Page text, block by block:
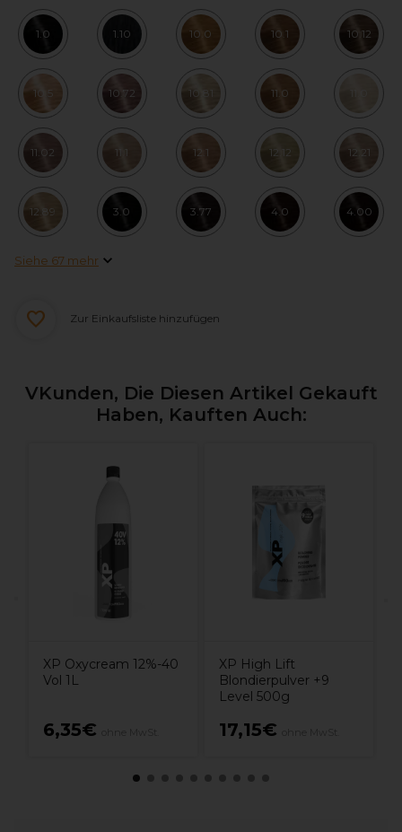
1.0 1.10 10.0 10.1 10.12
10.5 10.72 10.81 11.0
11.02 11.1 12.1 12.12 12.21
12.89 3.0 3.77 4.0 4.00
Siehe 67 mehr
Zur Einkaufsliste hinzufügen
VKunden, Die Diesen Artikel Gekauft
Haben, Kauften Auch:
XP Oxycream 12%-40
Vol 1L
6,35€
XP High Lift
Blondierpulver +9
Level 500g
17,15€